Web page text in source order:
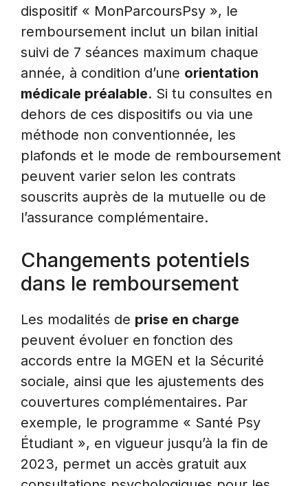
dispositif « MonParcoursPsy », le
remboursement inclut un bilan initial
suivi de 7 séances maximum chaque
année, à condition d’une orientation
médicale préalable. Si tu consultes en
dehors de ces dispositifs ou via une
méthode non conventionnée, les
plafonds et le mode de remboursement
peuvent varier selon les contrats
souscrits auprès de la mutuelle ou de
l’assurance complémentaire.
Changements potentiels
dans le remboursement
Les modalités de prise en charge
peuvent évoluer en fonction des
accords entre la MGEN et la Sécurité
sociale, ainsi que les ajustements des
couvertures complémentaires. Par
exemple, le programme « Santé Psy
Étudiant », en vigueur jusqu’à la fin de
2023, permet un accès gratuit aux